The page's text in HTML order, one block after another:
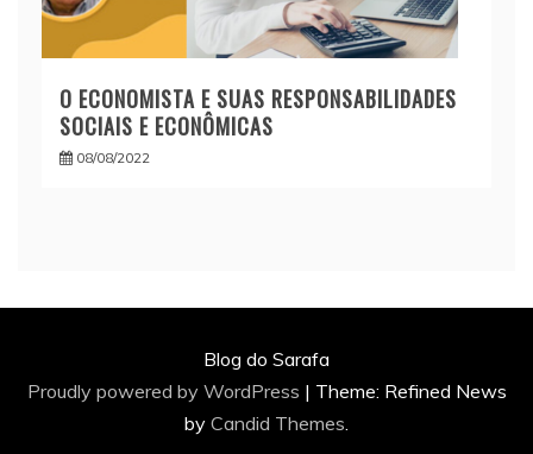
O ECONOMISTA E SUAS RESPONSABILIDADES
SOCIAIS E ECONÔMICAS
08/08/2022
Blog do Sarafa
Proudly powered by WordPress | Theme: Refined News
by Candid Themes.